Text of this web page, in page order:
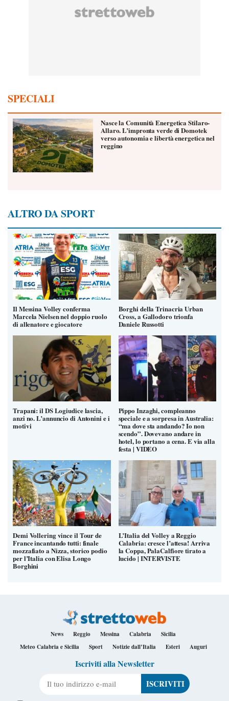
SPECIALI
Nasce la Comunità Energetica Stilaro-
Allaro. L’impronta verde di Domotek
verso autonomia e libertà energetica nel
reggino
ALTRO DA SPORT
Il Messina Volley conferma
Marcela Nielsen nel doppio ruolo
di allenatore e giocatore
Borghi della Trinacria Urban
Cross, a Gallodoro trionfa
Daniele Russotti
Trapani: il DS Logiudice lascia,
anzi no. L’annuncio di Antonini e i
motivi
Pippo Inzaghi, compleanno
speciale e a sorpresa in Australia:
“ma dove sta andando? Io non
scendo”. Dovevano andare in
hotel, lo portano a cena. E via alla
festa | VIDEO
Demi Vollering vince il Tour de
France incantando tutti: finale
mozzafiato a Nizza, storico podio
per l’Italia con Elisa Longo
Borghini
L’Italia del Volley a Reggio
Calabria: cresce l’attesa! Arriva
la Coppa, PalaCalfiore tirato a
lucido | INTERVISTE
News Reggio Messina Calabria
Sicilia
Meteo Calabria e Sicilia
Sport Notizie dall’Italia Esteri Auguri
Iscriviti alla Newsletter